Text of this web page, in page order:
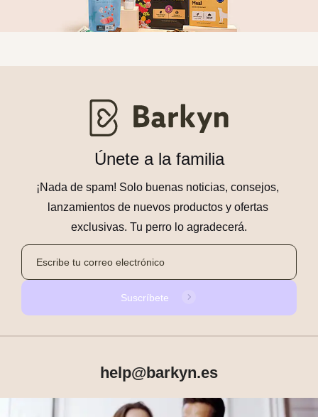
Únete a la familia
¡Nada de spam! Solo buenas noticias, consejos,
lanzamientos de nuevos productos y ofertas
exclusivas. Tu perro lo agradecerá.
Suscríbete
help@barkyn.es